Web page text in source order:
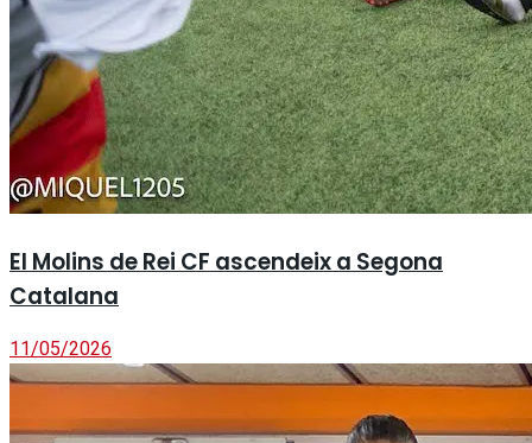
El Molins de Rei CF ascendeix a Segona
Catalana
11/05/2026